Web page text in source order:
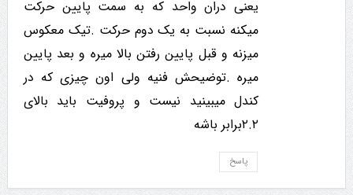
یعنی دران واحد که به سمت پایین حرکت
میکنه نسبت به یک دوم حرکت .تیک معکوس
میزنه و قبل پایین رفتن بالا میره و بعد پایین
میره .توضیحش فنیه ولی اون چیزی که در
کندل میبینید نیست و پروفیت باید بالای
۲.۲برابر باشه
پاسخ